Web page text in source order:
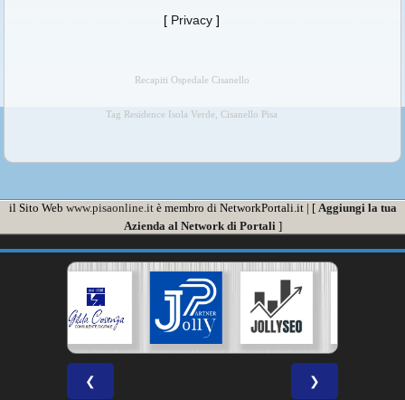
[ Privacy ]
Recapiti Ospedale Cisanello
Tag Residence Isola Verde, Cisanello Pisa
il Sito Web www.pisaonline.itè membro di NetworkPortali.it | [ Aggiungi la tua
Azienda al Network di Portali ]
❮ ❯